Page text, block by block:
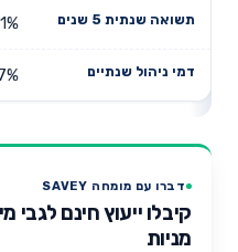
דברו עם מומחה SAVEY
קיבלו ייעוץ חינם לגבי
מניות